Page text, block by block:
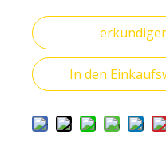
In den